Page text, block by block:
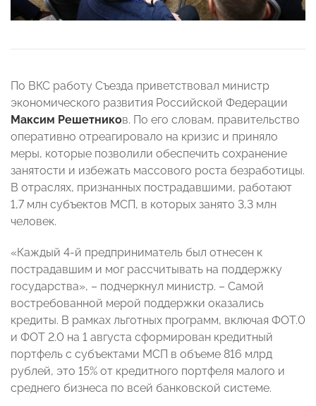
По ВКС работу Съезда приветствовал министр
экономического развития Российской Федерации
Максим Решетников. По его словам, правительство
оперативно отреагировало на кризис и приняло
меры, которые позволили обеспечить сохранение
занятости и избежать массового роста безработицы.
В отраслях, признанных пострадавшими, работают
1,7 млн субъектов МСП, в которых занято 3,3 млн
человек.
«Каждый 4-й предприниматель был отнесен к
пострадавшим и мог рассчитывать на поддержку
государства», – подчеркнул министр. – Самой
востребованной мерой поддержки оказались
кредиты. В рамках льготных программ, включая ФОТ.0
и ФОТ 2.0 на 1 августа сформирован кредитный
портфель с субъектами МСП в объеме 816 млрд
рублей, это 15% от кредитного портфеля малого и
среднего бизнеса по всей банковской системе.